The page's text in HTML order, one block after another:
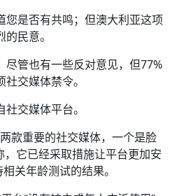
您是否有共鸣；但澳大利亚这项
民意。
尽管也有一些反对意见，但77%
交媒体禁令。
交媒体平台。
款重要的社交媒体，一个是脸
它已经采取措施让平台更加安
关年龄测试的结果。